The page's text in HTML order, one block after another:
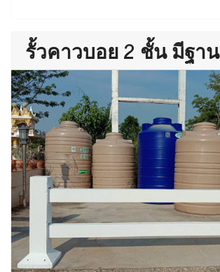
รั้วคาวบอย 2 ชั้น มีฐาน